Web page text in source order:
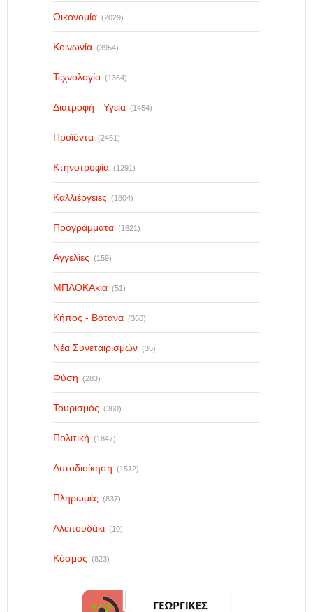
Οικονομία (2029)
Κοινωνία (3954)
Τεχνολογία (1364)
Διατροφή - Υγεία (1454)
Προϊόντα (2451)
Κτηνοτροφία (1291)
Καλλιέργειες (1804)
Προγράμματα (1621)
Αγγελίες (159)
ΜΠΛΟΚΑκια (51)
Κήπος - Βότανα (360)
Νέα Συνεταιρισμών (35)
Φύση (283)
Τουρισμός (360)
Πολιτική (1847)
Αυτοδιοίκηση (1512)
Πληρωμές (837)
Αλεπουδάκι (10)
Κόσμος (823)